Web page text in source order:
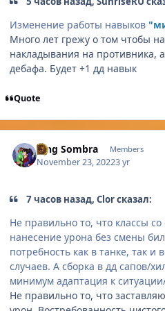
Изменение работы навыков
Много лет грежу о том чтобы
накладывания на противника,
дебафа. Будет +1 дд навык
Quote
King Sombra Members
November 23, 20223 yr
7 часов назад, Clor сказал:
Не правильно то, что классы
нанесение урона без смены
потребность как в танке, так и
случаев. А сборка в дд сапов/
минимум адаптация к
Не правильно то, что